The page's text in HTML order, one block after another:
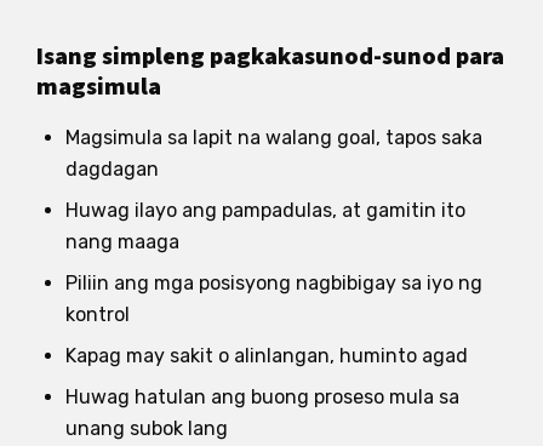
Isang simpleng pagkakasunod-sunod para
magsimula
Magsimula sa lapit na walang goal, tapos saka
dagdagan
Huwag ilayo ang pampadulas, at gamitin ito
nang maaga
Piliin ang mga posisyong nagbibigay sa iyo ng
kontrol
Kapag may sakit o alinlangan, huminto agad
Huwag hatulan ang buong proseso mula sa
unang subok lang